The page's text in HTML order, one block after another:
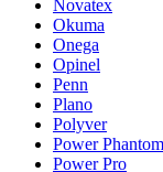
Novatex
Okuma
Onega
Opinel
Penn
Plano
Polyver
Power Phantom
Power Pro